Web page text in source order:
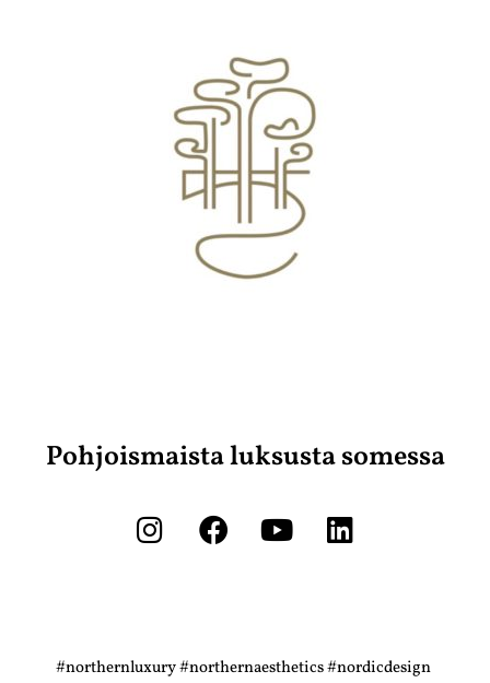
Pohjoismaista luksusta somessa
#northernluxury #northernaesthetics #nordicdesign